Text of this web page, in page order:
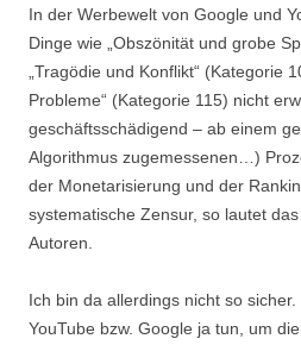
In der Werbewelt von Google und
Dinge wie „Obszönität und grobe
„Tragödie und Konflikt“ (Kategorie
Probleme“ (Kategorie 115) nicht
geschäftsschädigend – ab einem
Algorithmus zugemessenen…)
der Monetarisierung und der
systematische Zensur, so lautet
Autoren.
Ich bin da allerdings nicht so
YouTube bzw. Google ja tun, um